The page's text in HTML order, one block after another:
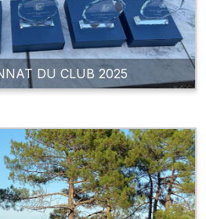
DU CLUB 2025